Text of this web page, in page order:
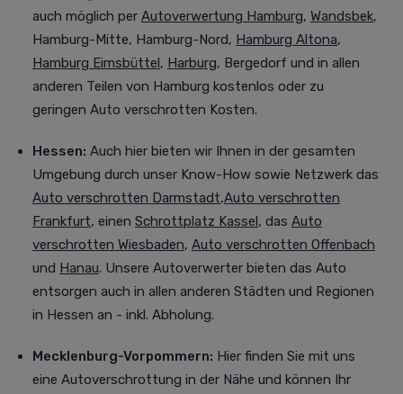
auch möglich per Autoverwertung Hamburg, Wandsbek,
Hamburg-Mitte, Hamburg-Nord, Hamburg Altona,
Hamburg Eimsbüttel, Harburg, Bergedorf und in allen
anderen Teilen von Hamburg kostenlos oder zu
geringen Auto verschrotten Kosten.
Hessen: Auch hier bieten wir Ihnen in der gesamten
Umgebung durch unser Know-How sowie Netzwerk das
Auto verschrotten Darmstadt,Auto verschrotten
Frankfurt, einen Schrottplatz Kassel, das Auto
verschrotten Wiesbaden, Auto verschrotten Offenbach
und Hanau. Unsere Autoverwerter bieten das Auto
entsorgen auch in allen anderen Städten und Regionen
in Hessen an - inkl. Abholung.
Mecklenburg-Vorpommern: Hier finden Sie mit uns
eine Autoverschrottung in der Nähe und können Ihr